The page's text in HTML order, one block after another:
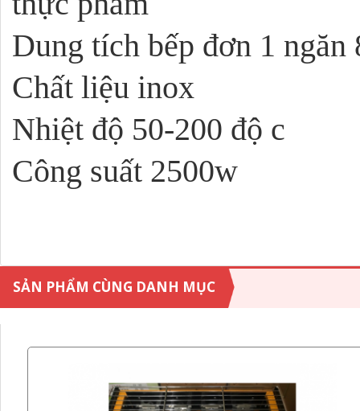
Dung tích bếp đơn 1 ngăn
Chất liệu inox
Nhiệt độ 50-200 độ c
Công suất 2500w
SẢN PHẨM CÙNG DANH MỤC